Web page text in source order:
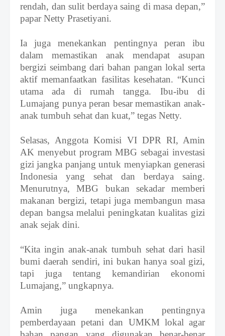
rendah, dan sulit berdaya saing di masa depan,”
paparNetty Prasetiyani.
Ia juga menekankan pentingnya peran ibu
dalam memastikan anak mendapat asupan
bergizi seimbang dari bahan pangan lokal serta
aktif memanfaatkan fasilitas kesehatan. “Kunci
utama ada di rumah tangga. Ibu-ibu di
Lumajang punya peran besar memastikan anak-
anak tumbuh sehat dan kuat,” tegas Netty.
Selasas, Anggota Komisi VI DPR RI, Amin
AK menyebut program MBG sebagai investasi
gizi jangka panjang untuk menyiapkan generasi
Indonesia yang sehat dan berdaya saing.
Menurutnya, MBG bukan sekadar memberi
makanan bergizi, tetapi juga membangun masa
depan bangsa melalui peningkatan kualitas gizi
anak sejak dini.
“Kita ingin anak-anak tumbuh sehat dari hasil
bumi daerah sendiri, ini bukan hanya soal gizi,
tapi juga tentang kemandirian ekonomi
Lumajang,” ungkapnya.
Amin juga menekankan pentingnya
pemberdayaan petani dan UMKM lokal agar